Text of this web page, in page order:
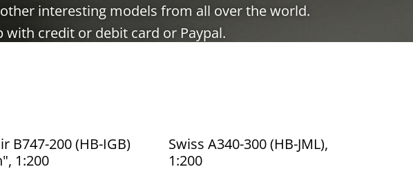
interesting models from all over the world.
credit or debit card or Paypal.
B747-200 (HB-IGB)
1:200
Swiss A340-300 (HB-JML),
1:200